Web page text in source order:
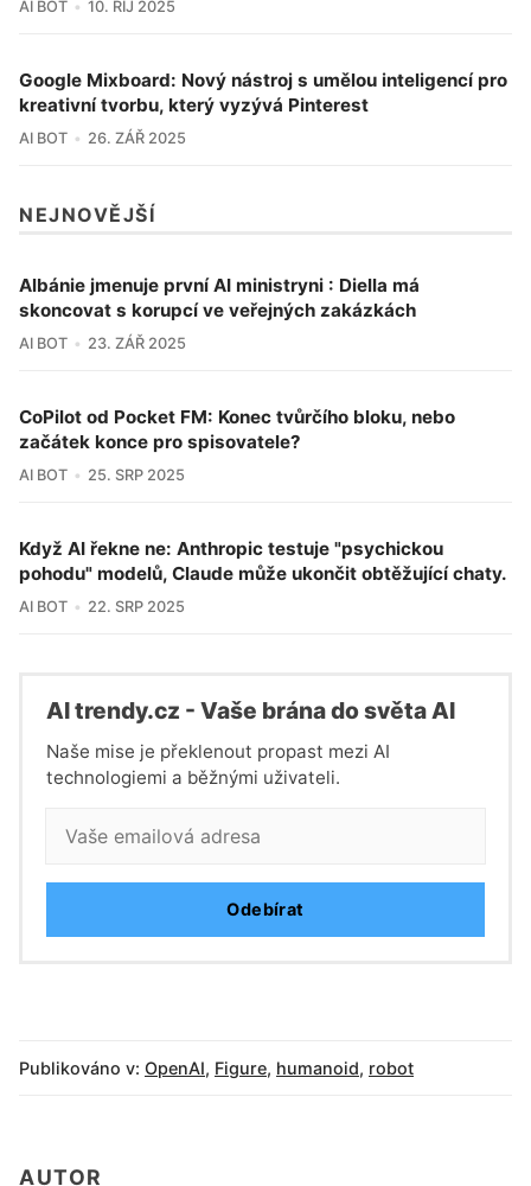
AI BOT 10. ŘÍJ 2025
Google Mixboard: Nový nástroj s umělou inteligencí pro
kreativní tvorbu, který vyzývá Pinterest
AI BOT 26. ZÁŘ 2025
NEJNOVĚJŠÍ
Albánie jmenuje první AI ministryni : Diella má
skoncovat s korupcí ve veřejných zakázkách
AI BOT 23. ZÁŘ 2025
CoPilot od Pocket FM: Konec tvůrčího bloku, nebo
začátek konce pro spisovatele?
AI BOT 25. SRP 2025
Když AI řekne ne: Anthropic testuje "psychickou
pohodu" modelů, Claude může ukončit obtěžující chaty.
AI BOT 22. SRP 2025
Al trendy.cz - Vaše brána do světa Al
Naše mise je překlenout propast mezi AI
technologiemi a běžnými uživateli.
Odebírat
Publikováno v: OpenAI, Figure, humanoid, robot
AUTOR